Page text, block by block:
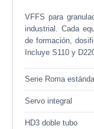
VFFS para
industrial. Cada
de formación,
Incluye S110 y
Serie Roma
Servo integral
HD3 doble tubo